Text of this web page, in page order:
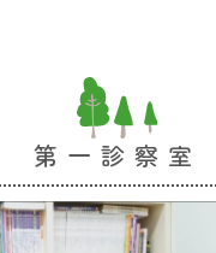
第一診察室